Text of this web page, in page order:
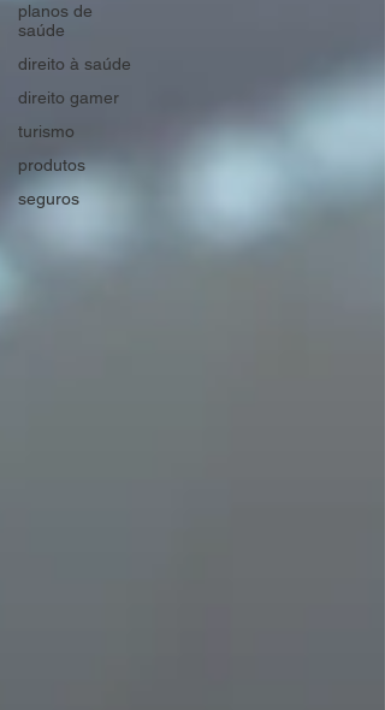
planos de
saúde
direito à saúde
direito gamer
turismo
produtos
seguros